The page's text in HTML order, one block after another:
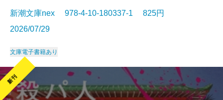
新潮文庫nex 978-4-10-180337-1 825円
2026/07/29
文庫電子書籍あり
新刊